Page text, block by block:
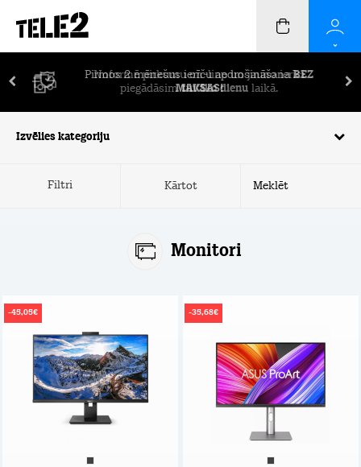
Pirmos 2 mēnešus ierīču apdrošināšanaBEZ
MAKSAS!
Izvēlies kategoriju
Filtri Kārtot
Monitori
-45,05€ -35,68€